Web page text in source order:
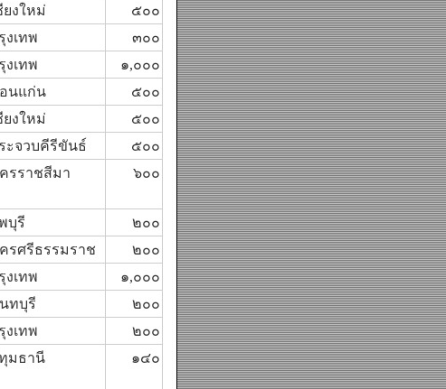
ยงใหม่
๕๐๐
งเทพ
๓๐๐
งเทพ
๑,๐๐๐
นแก่น
๕๐๐
ยงใหม่
๕๐๐
ะจวบคีรีขันธ์
๕๐๐
รราชสีมา ๖๐๐
บุรี
๒๐๐
รศรีธรรมราช
๒๐๐
งเทพ
๑,๐๐๐
ทบุรี
๒๐๐
งเทพ
๒๐๐
มธานี ๑๔๐